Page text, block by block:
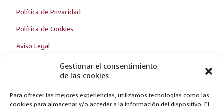
Gestionar el consentimiento
de las cookies
Para ofrecer las mejores experiencias, utilizamos tecnologías como las
cookies para almacenar y/o acceder a la información del dispositivo. El
Política de Privacidad
Política de Cookies
Aviso Legal
Ultimas Noticias
¡TE ESPERAMOS EN LA FERIA DE ZARAGOZA!